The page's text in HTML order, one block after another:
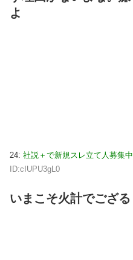
よ
24: 社説＋で新規スレ立て人募集中
ID:cIUPU3gL0
いまこそ火計でござる